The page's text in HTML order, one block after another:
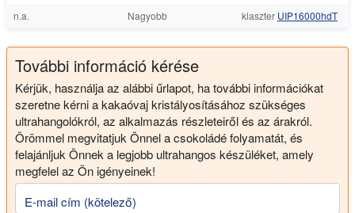
n.a.
Nagyobb klaszter UIP16000hdT
További információ kérése
Kérjük, használja az alábbi űrlapot, ha további információkat
szeretne kérni a kakaóvaj kristályosításához szükséges
ultrahangolókról, az alkalmazás részleteiről és az árakról.
Örömmel megvitatjuk Önnel a csokoládé folyamatát, és
felajánljuk Önnek a legjobb ultrahangos készüléket, amely
megfelel az Ön igényeinek!
E-mail cím (kötelező)